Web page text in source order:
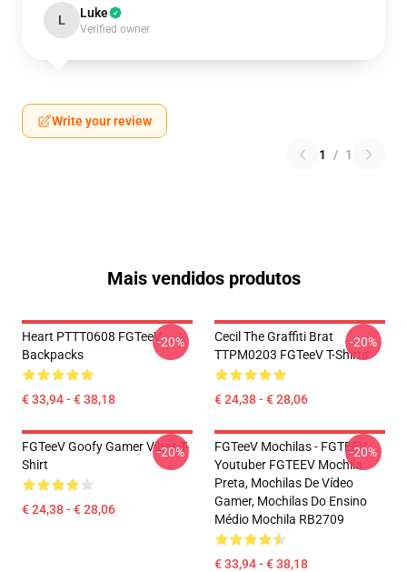
L Luke
Verified owner
Write your review
1 / 1
Mais vendidos produtos
Heart PTTT0608 FGTeeV
Backpacks
€ 33,94 - € 38,18
-20%
Cecil The Graffiti Brat
TTPM0203 FGTeeV T-Shirts
€ 24,38 - € 28,06
-20%
FGTeeV Goofy Gamer Vibes T-
Shirt
€ 24,38 - € 28,06
-20%
FGTeeV Mochilas - FGTEEV.
Youtuber FGTEEV Mochila
Preta, Mochilas De Vídeo
Gamer, Mochilas Do Ensino
Médio Mochila RB2709
€ 33,94 - € 38,18
-20%